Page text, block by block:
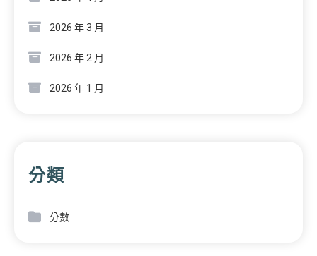
2026 年 3 月
2026 年 2 月
2026 年 1 月
分類
分數